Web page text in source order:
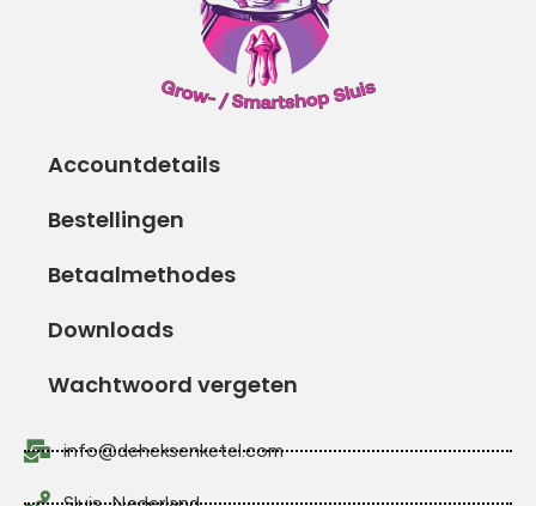
Accountdetails
Bestellingen
Betaalmethodes
Downloads
Wachtwoord vergeten
info@deheksenketel.com